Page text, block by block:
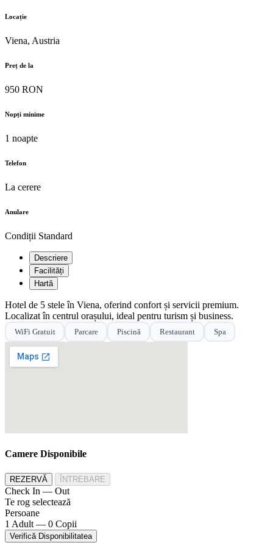
Locație
Viena, Austria
Preț de la
950 RON
Nopți minime
1 noapte
Telefon
La cerere
Anulare
Condiții Standard
Descriere
Facilități
Hartă
Hotel de 5 stele în Viena, oferind confort și servicii premium.
Localizat în centrul orașului, ideal pentru turism și business.
WiFi Gratuit Parcare Piscină Restaurant Spa
Camere Disponibile
REZERVĂ ÎNTREBARE
Check In — Out
Te rog selectează
Persoane
1 Adult — 0 Copii
Verifică Disponibilitatea